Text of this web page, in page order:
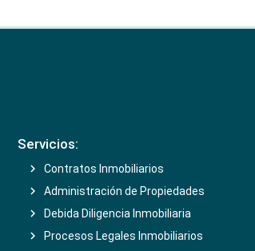
Servicios:
Contratos Inmobiliarios
Administración de Propiedades
Debida Diligencia Inmobiliaria
Procesos Legales Inmobiliarios